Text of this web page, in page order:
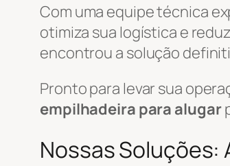
Com uma equipe técnica
otimiza sua logística e
encontrou a solução
Pronto para levar sua
empilhadeira para alugar
Nossas Soluções: